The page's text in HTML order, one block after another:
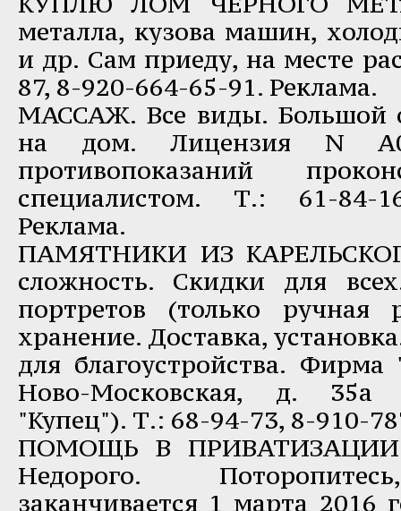
металла, кузова машин,
и др. Сам приеду, на месте
87, 8-920-664-65-91. Реклама.
МАССАЖ. Все виды. Большой
на дом. Лицензия N
противопоказаний
специалистом. Т.: 61-84-
Реклама.
ПАМЯТНИКИ ИЗ
сложность. Скидки для
портретов (только ручная
хранение. Доставка,
для благоустройства. Фирма
Ново-Московская, д. 35а
"Купец"). Т.: 68-94-73, 8-910-
ПОМОЩЬ В ПРИВАТИЗАЦИИ
Недорого.
заканчивается 1 марта 2016